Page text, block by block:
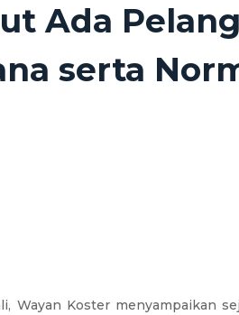
Ada
serta
Wayan Koster menyampaikan